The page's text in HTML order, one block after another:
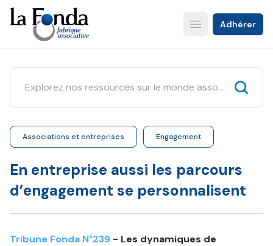
Aller
au
contenu
principal
Open main menu
Adhérer
Associations et entreprises Engagement
En entreprise aussi les parcours
d’engagement se personnalisent
Tribune Fonda N°239 - Les dynamiques de